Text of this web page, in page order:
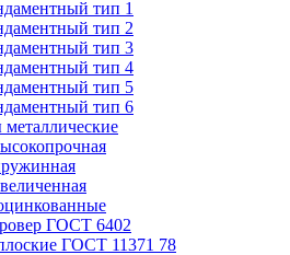
тип 1
тип 2
тип 3
тип 4
тип 5
тип 6
ГОСТ 6402
ГОСТ 11371 78